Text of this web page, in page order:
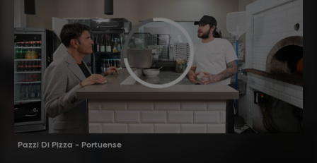
Pazzi Di Pizza - Portuense